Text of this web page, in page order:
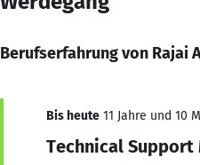
Berufserfahrung von Rajai
Bis heute 11 Jahre und 10
Technical Support